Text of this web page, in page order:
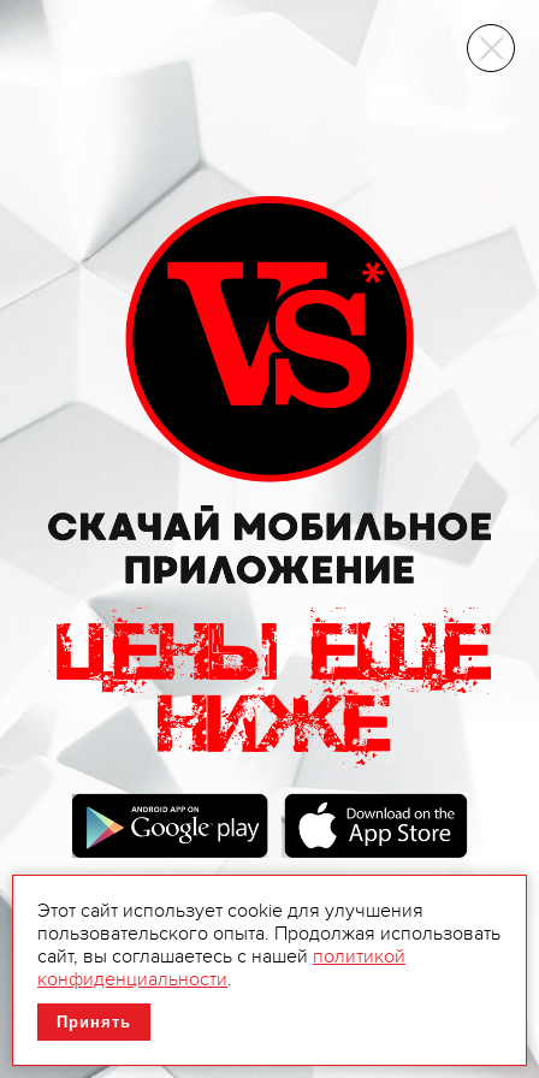
ВИННЫЙ СКЛАД
Этот сайт использует cookie для улучшения
пользовательского опыта. Продолжая использовать
сайт, вы соглашаетесь с нашей политикой
конфиденциальности.
Принять